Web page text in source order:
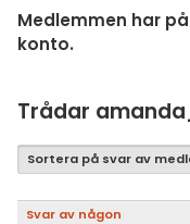
Medlemmen har
konto.
Trådar
Sortera på svar av
Svar av någon